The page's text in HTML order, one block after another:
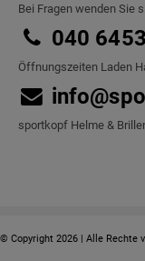
Bei Fragen wenden Sie
040
Öffnungszeiten Laden
sportkopf Helme &
© Copyright 2026 | Alle Rechte